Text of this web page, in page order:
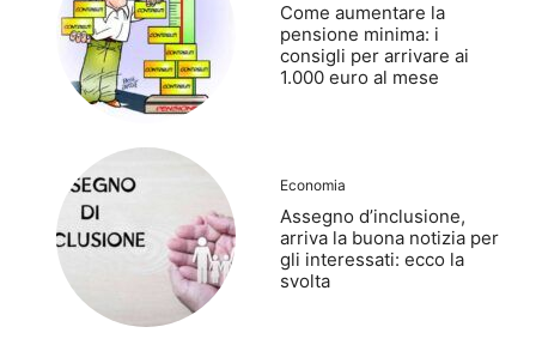
Come aumentare la
pensione minima: i
consigli per arrivare ai
1.000 euro al mese
Economia
Assegno d’inclusione,
arriva la buona notizia per
gli interessati: ecco la
svolta